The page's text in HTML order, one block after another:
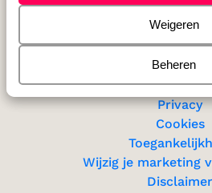
Weigeren
Beheren
Sitemap
Privacy &
Privacy
Cookies
Wijzig je marketing
Disclaimer